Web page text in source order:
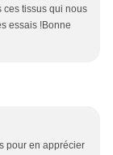
ces tissus qui nous
essais !Bonne
pour en apprécier